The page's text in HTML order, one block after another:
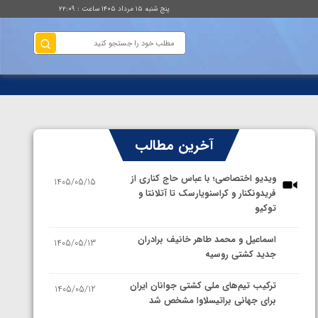
پنج شنبه ۱۵ مرداد ۱۴۰۵ ساعت : ۲۲:۰۹
آخرین مطالب
ویدیو اختصاصی؛ با عباس حاج کناری از
فریدونکنار و کراسنویارسک تا آتلانتا و
توکیو
1405/05/15
اسماعیل و محمد طاهر خانیف برادران
جدید کشتی روسیه
1405/05/13
ترکیب تیم‌های ملی کشتی جوانان ایران
برای جهانی براتیسلاوا مشخص شد
1405/05/12